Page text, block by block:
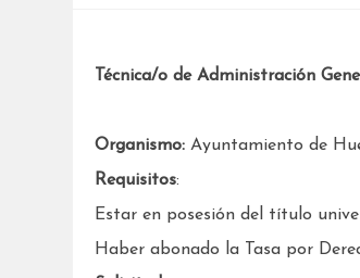
Técnica/o de Administración
Organismo: Ayuntamiento de
Requisitos:
Estar en posesión del título
Haber abonado la Tasa por